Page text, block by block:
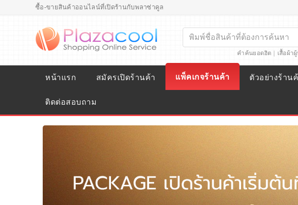
ซื้อ-ขายสินค้าออนไลน์ที่เปิดร้านกับพลาซ่าคูล
คำค้นยอดฮิต | เสื้อผ้า
หน้าแรก สมัครเปิดร้านค้า แพ็คเกจร้านค้า ตัวอย่างร้าน
ติดต่อสอบถาม